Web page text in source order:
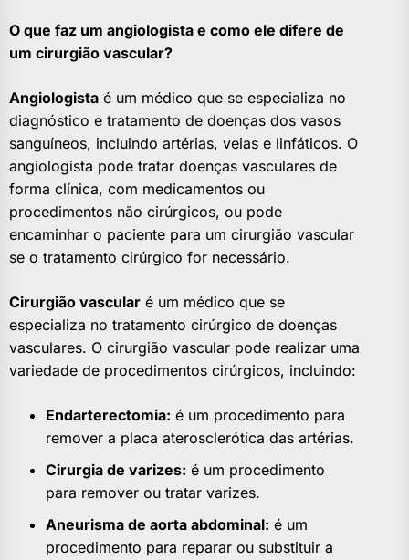
O que faz um angiologista e como ele difere de
um cirurgião vascular?
Angiologista é um médico que se especializa no
diagnóstico e tratamento de doenças dos vasos
sanguíneos, incluindo artérias, veias e linfáticos. O
angiologista pode tratar doenças vasculares de
forma clínica, com medicamentos ou
procedimentos não cirúrgicos, ou pode
encaminhar o paciente para um cirurgião vascular
se o tratamento cirúrgico for necessário.
Cirurgião vascular é um médico que se
especializa no tratamento cirúrgico de doenças
vasculares. O cirurgião vascular pode realizar uma
variedade de procedimentos cirúrgicos, incluindo:
Endarterectomia: é um procedimento para
remover a placa aterosclerótica das artérias.
Cirurgia de varizes: é um procedimento
para remover ou tratar varizes.
Aneurisma de aorta abdominal: é um
procedimento para reparar ou substituir a